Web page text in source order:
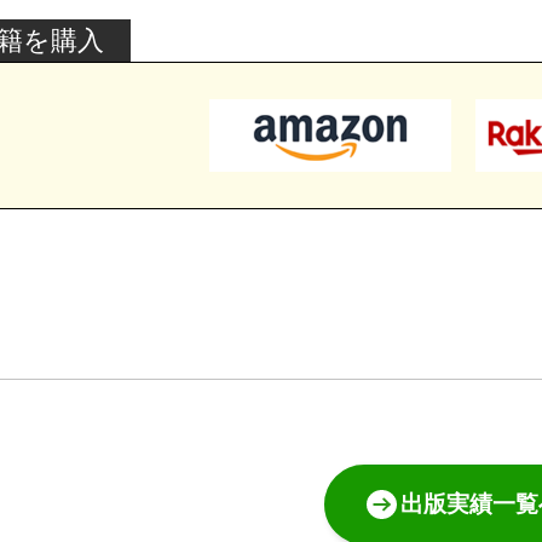
を購入
出版実績一